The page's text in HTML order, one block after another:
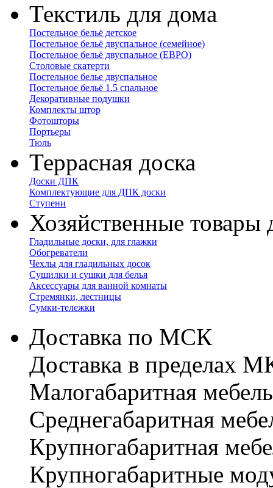
Текстиль для дома
Постельное бельё детское
Постельное бельё двуспальное (семейное)
Постельное бельё двуспальное (ЕВРО)
Столовые скатерти
Постельное белье двуспальное
Постельное бельё 1.5 спальное
Декоративные подушки
Комплекты штор
Фотошторы
Портьеры
Тюль
Террасная доска
Доски ДПК
Комплектующие для ДПК доски
Ступени
Хозяйственные товары
Гладильные доски, для глажки
Обогреватели
Чехлы для гладильных досок
Сушилки и сушки для белья
Аксессуары для ванной комнаты
Стремянки, лестницы
Сумки-тележки
Доставка по МСК
Доставка в пределах
Малогабаритная
Cреднегабаритная
Крупногабаритная
Крупногабаритные